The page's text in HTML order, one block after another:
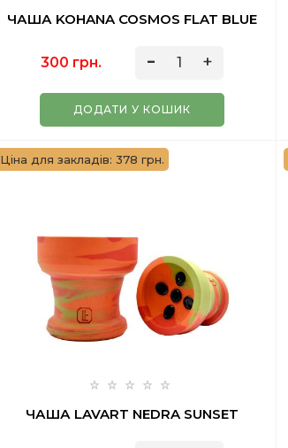
ЧАША KOHANA COSMOS FLAT BLUE
300 грн.
ДОДАТИ У КОШИК
Ціна для закладів: 378 грн.
ЧАША LAVART NEDRA SUNSET